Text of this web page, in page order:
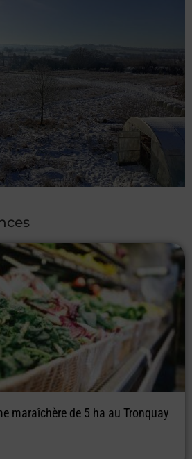
maraîchère de 5 ha au Tronquay